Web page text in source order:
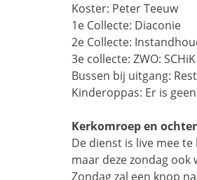
Koster: Peter Teeuw
1e Collecte: Diaconie
2e Collecte:
3e collecte: ZWO: SCHiK
Bussen bij uitgang:
Kinderoppas: Er is
Kerkomroep en
De dienst is live mee
maar deze zondag ook
Zondag zal een knop